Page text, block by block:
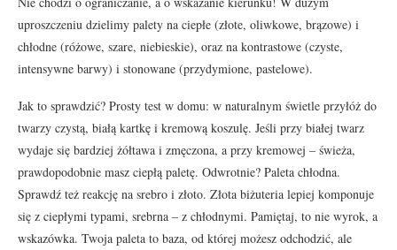
uproszczeniu dzielimy palety na ciepłe (złote, oliwkowe, brązowe) i
chłodne (różowe, szare, niebieskie), oraz na kontrastowe (czyste,
intensywne barwy) i stonowane (przydymione, pastelowe).
Jak to sprawdzić? Prosty test w domu: w naturalnym świetle przyłóż do
twarzy czystą, białą kartkę i kremową koszulę. Jeśli przy białej twarz
wydaje się bardziej żółtawa i zmęczona, a przy kremowej – świeża,
prawdopodobnie masz ciepłą paletę. Odwrotnie? Paleta chłodna.
Sprawdź też reakcję na srebro i złoto. Złota biżuteria lepiej komponuje
się z ciepłymi typami, srebrna – z chłodnymi. Pamiętaj, to nie wyrok, a
wskazówka. Twoja paleta to baza, od której możesz odchodzić, ale